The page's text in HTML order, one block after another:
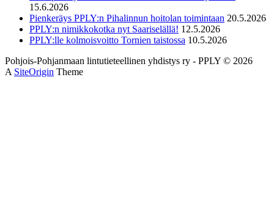
15.6.2026
Pienkeräys PPLY:n Pihalinnun hoitolan toimintaan 20.5.2026
PPLY:n nimikkokotka nyt Saariselällä! 12.5.2026
PPLY:lle kolmoisvoitto Tornien taistossa 10.5.2026
Pohjois-Pohjanmaan lintutieteellinen yhdistys ry - PPLY © 2026
A SiteOrigin Theme